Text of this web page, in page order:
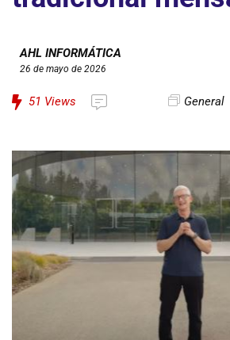
AHL INFORMÁTICA
26 de mayo de 2026
51 Views General